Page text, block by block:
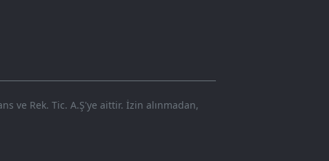
ve Rek. Tic. A.Ş'ye aittir. İzin alınmadan,